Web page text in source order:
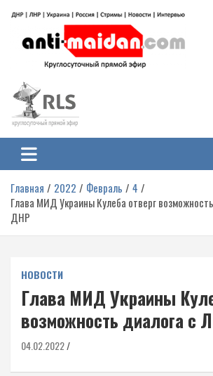
содержимому
Антимайдан:
на Украине
гражданской войне на Украине, включая
ЛНР и других регионах.
Главная 2022 Февраль
4
Глава МИД Украины Кулеба отверг
ДНР
НОВОСТИ
Глава МИД Украины
возможность диалога с
04.02.2022